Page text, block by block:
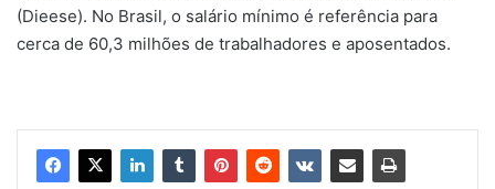
(Dieese). No Brasil, o salário mínimo é referência para
cerca de 60,3 milhões de trabalhadores e aposentados.